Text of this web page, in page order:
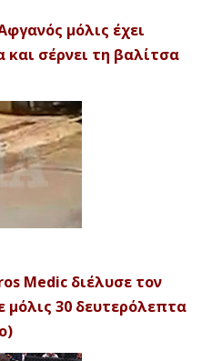
μόλις έχει
και σέρνει τη βαλίτσα
Medic διέλυσε τον
μόλις 30 δευτερόλεπτα